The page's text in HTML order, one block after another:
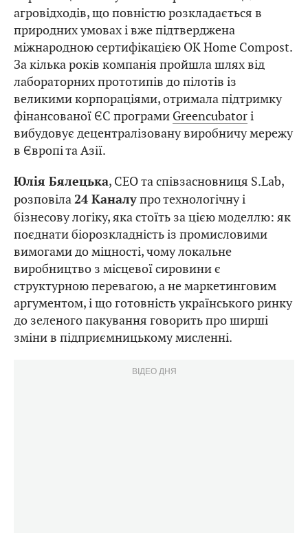
агровідходів, що повністю розкладається в
природних умовах і вже підтверджена
міжнародною сертифікацією OK Home Compost.
За кілька років компанія пройшла шлях від
лабораторних прототипів до пілотів із
великими корпораціями, отримала підтримку
фінансованої ЄС програми Greencubatorі
вибудовує децентралізовану виробничу мережу
в Європі та Азії.
Юлія Бялецька, CEO та співзасновниця S.Lab,
розповіла24 Каналупро технологічну і
бізнесову логіку, яка стоїть за цією моделлю: як
поєднати біорозкладність із промисловими
вимогами до міцності, чому локальне
виробництво з місцевої сировини є
структурною перевагою, а не маркетинговим
аргументом, і що готовність українського ринку
до зеленого пакування говорить про ширші
зміни в підприємницькому мисленні.
ВІДЕО ДНЯ